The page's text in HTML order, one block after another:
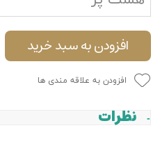
افزودن به سبد خرید
افزودن به علاقه مندی ها
نظرات